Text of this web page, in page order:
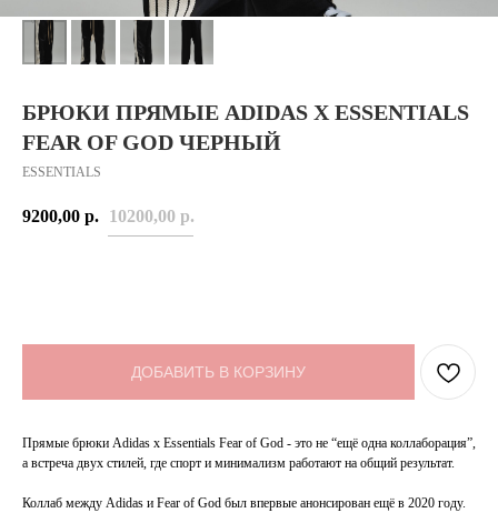
БРЮКИ ПРЯМЫЕ ADIDAS X ESSENTIALS
FEAR OF GOD ЧЕРНЫЙ
ESSENTIALS
9200,00 р. 10200,00 р.
ДОБАВИТЬ В КОРЗИНУ
Прямые брюки Adidas x Essentials Fear of God - это не “ещё одна коллаборация”,
а встреча двух стилей, где спорт и минимализм работают на общий результат.
Коллаб между Adidas и Fear of God был впервые анонсирован ещё в 2020 году.